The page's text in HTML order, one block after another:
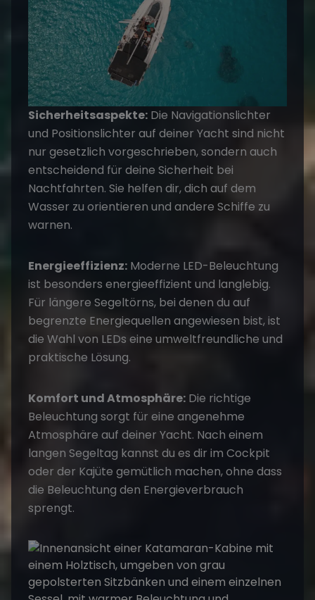
Sicherheitsaspekte: Die Navigationslichter
und Positionslichter auf deiner Yacht sind nicht
nur gesetzlich vorgeschrieben, sondern auch
entscheidend für deine Sicherheit bei
Nachtfahrten. Sie helfen dir, dich auf dem
Wasser zu orientieren und andere Schiffe zu
warnen.
Energieeffizienz: Moderne LED-Beleuchtung
ist besonders energieeffizient und langlebig.
Für längere Segeltörns, bei denen du auf
begrenzte Energiequellen angewiesen bist, ist
die Wahl von LEDs eine umweltfreundliche und
praktische Lösung.
Komfort und Atmosphäre: Die richtige
Beleuchtung sorgt für eine angenehme
Atmosphäre auf deiner Yacht. Nach einem
langen Segeltag kannst du es dir im Cockpit
oder der Kajüte gemütlich machen, ohne dass
die Beleuchtung den Energieverbrauch
sprengt.